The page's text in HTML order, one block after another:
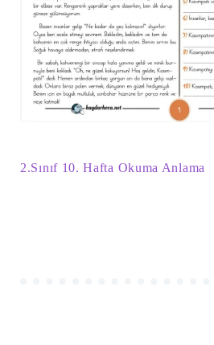
Şu
kelime
için
arama
sonuçları:
2.Sınıf 10. Hafta Okuma Anlama